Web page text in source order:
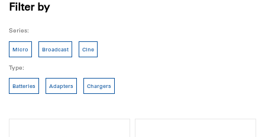
Filter by
Series
Micro Broadcast Cine
Type
Batteries Adapters Chargers